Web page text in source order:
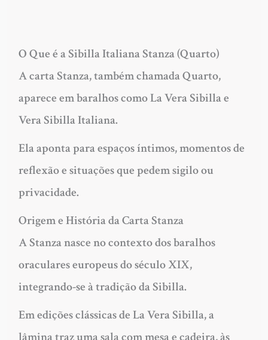
O Que é a Sibilla Italiana Stanza (Quarto)
A carta Stanza, também chamada Quarto,
aparece em baralhos como La Vera Sibilla e
Vera Sibilla Italiana.
Ela aponta para espaços íntimos, momentos de
reflexão e situações que pedem sigilo ou
privacidade.
Origem e História da Carta Stanza
A Stanza nasce no contexto dos baralhos
oraculares europeus do século XIX,
integrando-se à tradição da Sibilla.
Em edições clássicas de La Vera Sibilla, a